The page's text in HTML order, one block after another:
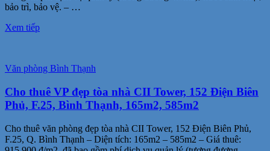
bảo trì, bảo vệ. – …
Xem tiếp
Văn phòng Bình Thạnh
Cho thuê VP đẹp tòa nhà CII Tower, 152 Điện Biên
Phủ, F.25, Bình Thạnh, 165m2, 585m2
Cho thuê văn phòng đẹp tòa nhà CII Tower, 152 Điện Biên Phủ,
F.25, Q. Bình Thạnh – Diện tích: 165m2 – 585m2 – Giá thuê: